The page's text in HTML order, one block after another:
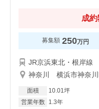
成約
募集額 250万円
神奈川 横浜市神奈
面積 10.01坪
営業年数
1.3年